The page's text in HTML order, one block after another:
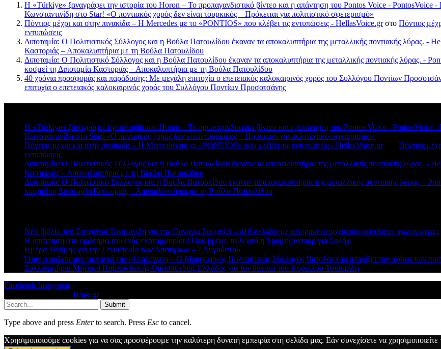
Η «Türkiye» ξαναγράφει την ιστορία του Horon – Το προπαγανδιστικό βίντεο και η απάντηση του Pontos Voice -
Κωνσταντινίδη στο Star! «Ο ποντιακός χορός δεν είναι τουρκικός – Πρόκειται για πολιτιστικό σφετερισμό»
Πόντιος μέχρι και στην πινακίδα – Η Mercedes με το «PONTIOS» που κλέβει τις εντυπώσεις - HellasVoice.grστο Πόντιος
εντυπώσεις
Διποταμία: Ο Πολιτιστικός Σύλλογος και η Βούλα Πατουλίδου έκαναν τα αποκαλυπτήρια της μεταλλικής ποντιακής λύρας. -
Καστοριάς – Αποκαλυπτήρια με τη Βούλα Πατουλίδου
Διποταμία: Ο Πολιτιστικό Σύλλογος και η Βούλα Πατουλίδου έκαναν τα αποκαλυπτήρια της μεταλλικής ποντιακής λύρας.
κοσμεί τη Διποταμία Καστοριάς – Αποκαλυπτήρια με τη Βούλα Πατουλίδου
40 χρόνια προσφοράς και παράδοσης: Με μεγάλη επιτυχία ο επετειακός καλοκαιρινός χορός του Συλλόγου Ποντίων
επιτυχία ο επετειακός καλοκαιρινός χορός του Συλλόγου Ποντίων Προσοτσάνης
Η «Türkiye» ξαναγράφει την ιστορία του Horon – Το προπαγανδιστικό βίντεο και η απάντηση του Pontos Voice -
Κωνσταντινίδη στο Star! «Ο ποντιακός χορός δεν είναι τουρκικός – Πρόκειται για πολιτιστικό σφετερισμό»
Πόντιος μέχρι και στην πινακίδα – Η Mercedes με το «PONTIOS» που κλέβει τις εντυπώσεις - HellasVoice.grστο Πόντιος
εντυπώσεις
Διποταμία: Ο Πολιτιστικός Σύλλογος και η Βούλα Πατουλίδου έκαναν τα αποκαλυπτήρια της μεταλλικής ποντιακής λύρας. -
Καστοριάς – Αποκαλυπτήρια με τη Βούλα Πατουλίδου
Διποταμία: Ο Πολιτιστικό Σύλλογος και η Βούλα Πατουλίδου έκαναν τα αποκαλυπτήρια της μεταλλικής ποντιακής λύρας.
κοσμεί τη Διποταμία Καστοριάς – Αποκαλυπτήρια με τη Βούλα Πατουλίδου
Νέο βιβλίο του Στέφανου Τανιμανίδη για την Παναγία Σουμελά – 416 σελίδες με ιστορικά στοιχεία και ανέκδοτες φωτογραφίες
Η απάντηση στο ερώτημα του ενός εκατομμυρίου! Πού βρήκε τα λεφτά η Τραμπζονσπόρ για Σαλάχ;
Ημέρα Μνήμης για την Γενοκτονία των Ασσυρίων – 7 Αυγούστου
Όταν ο πολιτισμός συναντά την αλληλεγγύη – Ο Μορφωτικός Πολιτιστικός Σύλλογος Βατολάκκου στηρίζει τον αγώνα των
Συλλυπητήριο Μήνυμα Παμποντιακής Ομοσπονδίας Ελλάδος για τον θάνατο του Κύριλλου Τσακιρίδη
Facebook Instagram
BSee.gr.
Submit
Type above and press Enterto search. Press Esc to cancel.
Χρησιμοποιούμε cookies για να σας προσφέρουμε την καλύτερη δυνατή εμπειρία στη σελίδα μας. Εάν συνεχίσετε να